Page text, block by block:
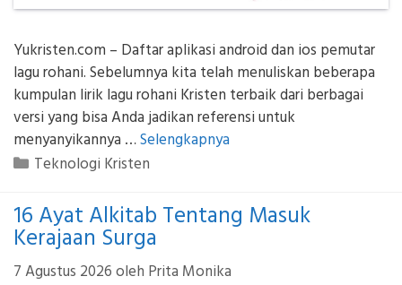
Yukristen.com – Daftar aplikasi android dan ios pemutar
lagu rohani. Sebelumnya kita telah menuliskan beberapa
kumpulan lirik lagu rohani Kristen terbaik dari berbagai
versi yang bisa Anda jadikan referensi untuk
menyanyikannya …Selengkapnya
Kategori
Teknologi Kristen
16 Ayat Alkitab Tentang Masuk
Kerajaan Surga
7 Agustus 2026oleh Prita Monika